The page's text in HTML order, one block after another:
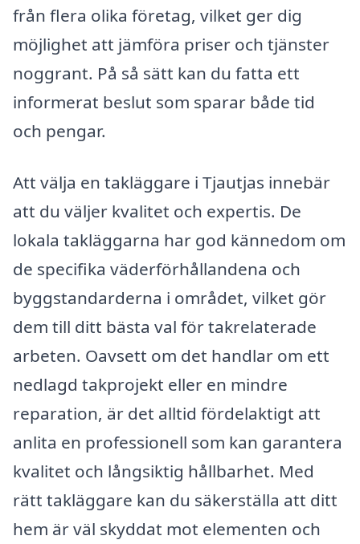
från flera olika företag, vilket ger dig
möjlighet att jämföra priser och tjänster
noggrant. På så sätt kan du fatta ett
informerat beslut som sparar både tid
och pengar.
Att välja en takläggare i Tjautjas innebär
att du väljer kvalitet och expertis. De
lokala takläggarna har god kännedom om
de specifika väderförhållandena och
byggstandarderna i området, vilket gör
dem till ditt bästa val för takrelaterade
arbeten. Oavsett om det handlar om ett
nedlagd takprojekt eller en mindre
reparation, är det alltid fördelaktigt att
anlita en professionell som kan garantera
kvalitet och långsiktig hållbarhet. Med
rätt takläggare kan du säkerställa att ditt
hem är väl skyddat mot elementen och